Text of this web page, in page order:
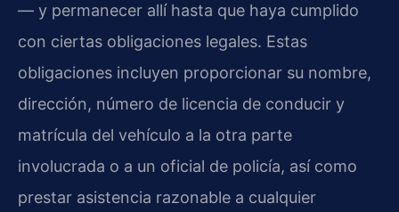
— y permanecer allí hasta que haya cumplido
con ciertas obligaciones legales. Estas
obligaciones incluyen proporcionar su nombre,
dirección, número de licencia de conducir y
matrícula del vehículo a la otra parte
involucrada o a un oficial de policía, así como
prestar asistencia razonable a cualquier